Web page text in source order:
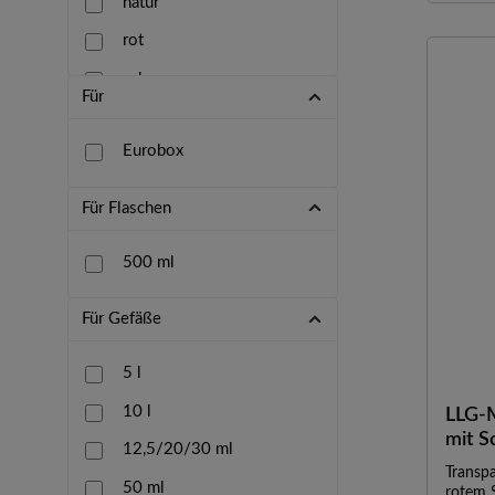
600 mm
rot
schwarz
weiß
rot
schwarz
Für
Eurobox
Für Flaschen
500 ml
Für Gefäße
5 l
10 l
12,5/20/30 ml
50 ml
mit